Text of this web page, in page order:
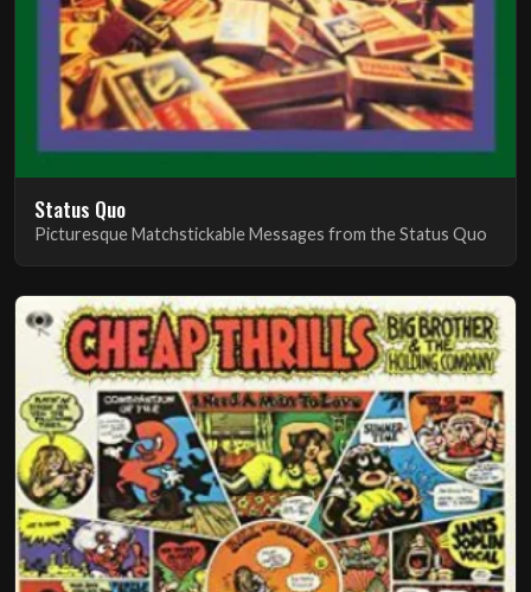
Status Quo
Picturesque Matchstickable Messages from the Status Quo